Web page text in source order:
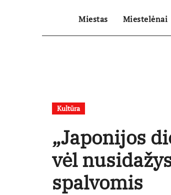
Miestas Miestelėnai
Kultūra
„Japonijos
vėl
spalvomis